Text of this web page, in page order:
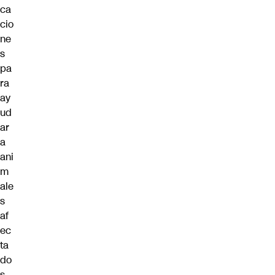
ca
cio
ne
s
pa
ra
ay
ud
ar
a
ani
m
ale
s
af
ec
ta
do